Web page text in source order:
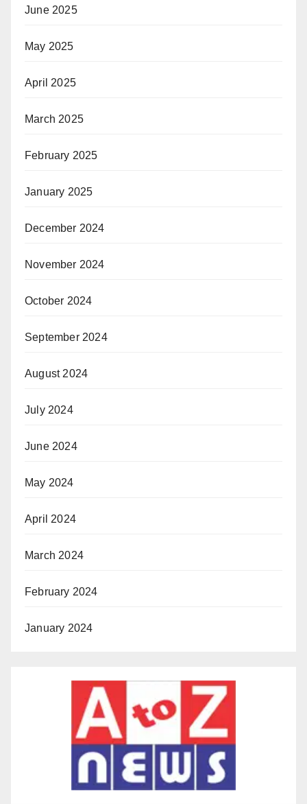
June 2025
May 2025
April 2025
March 2025
February 2025
January 2025
December 2024
November 2024
October 2024
September 2024
August 2024
July 2024
June 2024
May 2024
April 2024
March 2024
February 2024
January 2024